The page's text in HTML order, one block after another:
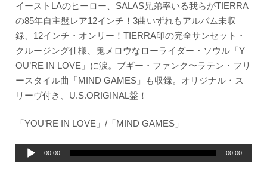
イーストLAのヒーロー、SALAS兄弟率いる我らがTIERRA
の85年自主盤レア12インチ！3曲いずれもアルバム未収
録、12インチ・オンリー！TIERRA印の完全サンセット・
クルージング仕様、鬼メロウなローライダー・ソウル「Y
OU’RE IN LOVE」に涙。ブギー・ファンク〜ラテン・フリ
ースタイル曲「MIND GAMES」も収録。オリジナル・ス
リーヴ付き、U.S.ORIGINAL盤！
「YOU’RE IN LOVE」/「MIND GAMES」
00:00 00:00